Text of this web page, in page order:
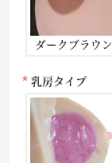
ダークブラウン
乳房タイプ